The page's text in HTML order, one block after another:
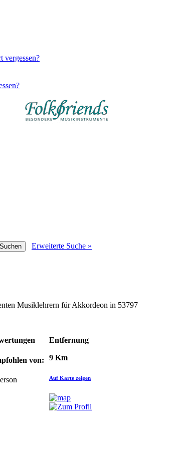
vergessen?
Erweiterte Suche »
Musiklehrern für Akkordeon in 53797
Entfernung
von: 9 Km
Auf Karte zeigen